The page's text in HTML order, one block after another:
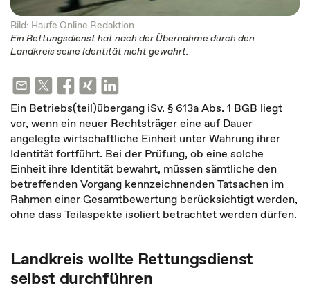
Bild: Haufe Online Redaktion
Ein Rettungsdienst hat nach der Übernahme durch den
Landkreis seine Identität nicht gewahrt.
Ein Betriebs(teil)übergang iSv. § 613a Abs. 1 BGB liegt
vor, wenn ein neuer Rechtsträger eine auf Dauer
angelegte wirtschaftliche Einheit unter Wahrung ihrer
Identität fortführt. Bei der Prüfung, ob eine solche
Einheit ihre Identität bewahrt, müssen sämtliche den
betreffenden Vorgang kennzeichnenden Tatsachen im
Rahmen einer Gesamtbewertung berücksichtigt werden,
ohne dass Teilaspekte isoliert betrachtet werden dürfen.
Landkreis wollte Rettungsdienst
selbst durchführen